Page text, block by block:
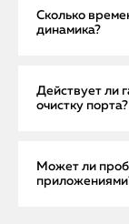
Чистка портов
действия
Сколько
динамика?
На месте
замене
Действует ли
очистку порта?
Может ли